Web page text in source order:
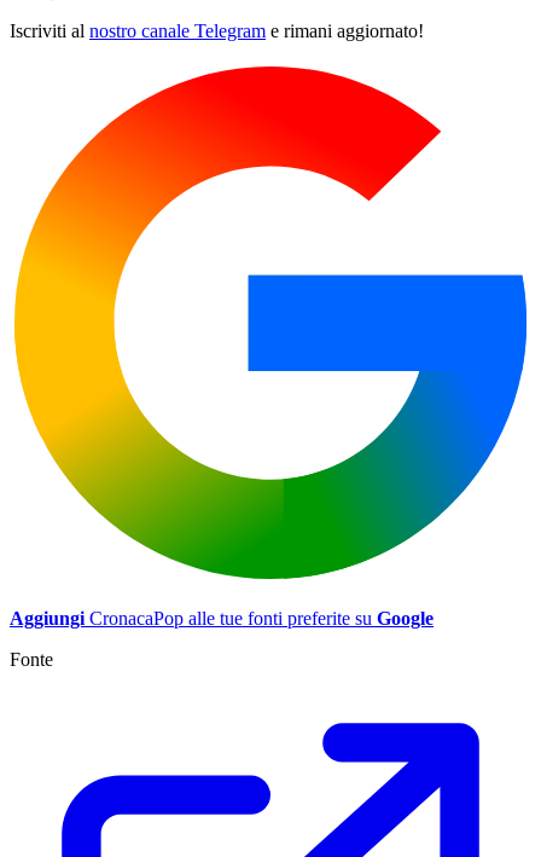
Iscriviti al nostro canale Telegram e rimani aggiornato!
Aggiungi CronacaPop alle tue fonti preferite su Google
Fonte